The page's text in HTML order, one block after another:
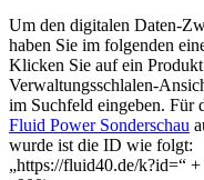
Um den digitalen Daten-
haben Sie im folgenden
Klicken Sie auf ein
Verwaltungsschlalen-
im Suchfeld eingeben. Für
Fluid Power Sonderschau
wurde ist die ID wie folgt:
„https://fluid40.de/k?id=“